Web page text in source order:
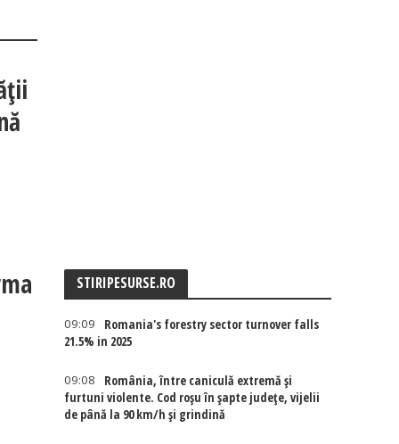
STIRIPESURSE.RO
09:09
Romania's forestry sector turnover falls
21.5% in 2025
09:08
România, între caniculă extremă și
furtuni violente. Cod roșu în șapte județe, vijelii
de până la 90 km/h și grindină